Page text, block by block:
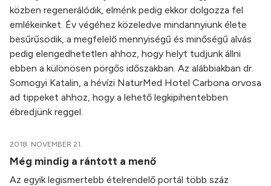
közben regenerálódik, elménk pedig ekkor dolgozza fel
emlékeinket. Év végéhez közeledve mindannyiunk élete
besűrűsödik, a megfelelő mennyiségű és minőségű alvás
pedig elengedhetetlen ahhoz, hogy helyt tudjunk állni
ebben a különösen pörgős időszakban. Az alábbiakban dr.
Somogyi Katalin, a hévízi NaturMed Hotel Carbona orvosa
ad tippeket ahhoz, hogy a lehető legkipihentebben
ébredjünk reggel.
2018. NOVEMBER 21.
Még mindig a rántott a menő
Az egyik legismertebb ételrendelő portál több száz